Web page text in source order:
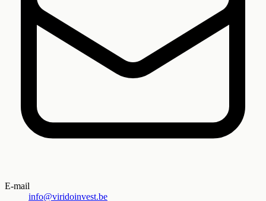
E-mail
info@viridoinvest.be